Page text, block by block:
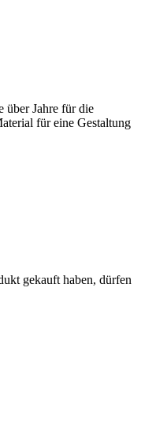
über Jahre für die
für eine Gestaltung
gekauft haben, dürfen